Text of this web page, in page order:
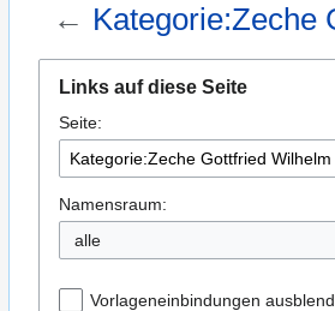
← Kategorie:Zeche
Navigation
springen
Suche
springen
Links auf diese Seite
Seite:
Namensraum:
alle
Vorlageneinbindungen